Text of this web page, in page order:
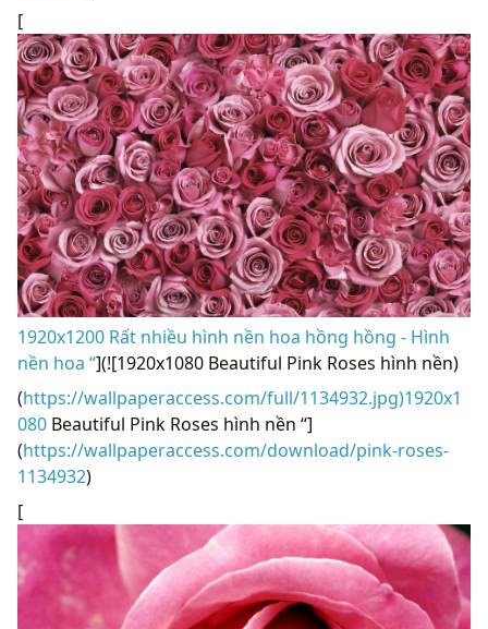
[
1920x1200 Rất nhiều hình nền hoa hồng hồng - Hình
nền hoa “](![1920x1080 Beautiful Pink Roses hình nền)
(https://wallpaperaccess.com/full/1134932.jpg)1920x1
080 Beautiful Pink Roses hình nền “]
(https://wallpaperaccess.com/download/pink-roses-
1134932)
[